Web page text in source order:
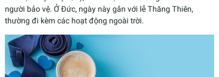
người bảo vệ. Ở Đức, ngày này gắn với lễ Thăng Thiên,
thường đi kèm các hoạt động ngoài trời.